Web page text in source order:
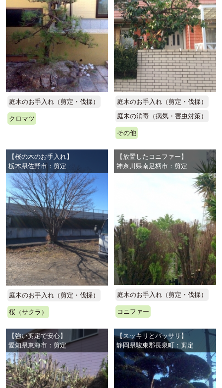
庭木のお手入れ（剪定・伐採）
クロマツ
庭木のお手入れ（剪定・伐採）
庭木の消毒（病気・害虫対策）
その他
【桜の木のお手入れ】
栃木県佐野市：剪定
庭木のお手入れ（剪定・伐採）
桜（サクラ）
【放置したコニファー】
神奈川県南足柄市：剪定
庭木のお手入れ（剪定・伐採）
コニファー
【強い剪定で安心】
愛知県東海市：剪定
【スッキリとバッサリ】
静岡県駿東郡長泉町：剪定